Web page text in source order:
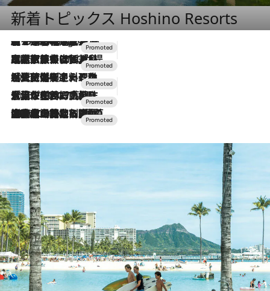
新着トピックス Hoshino Resorts
5 Hours Ago
【トンボの足水浴】ヒノキの香りに包まれて涼感マックス！約13℃の湧水かけ流しを避暑地「星野温泉 トンボの湯」で体験
2026.7.31
【ホテル帰省】という選択肢をOMOが提案。家族とほどよい距離を保つには「昼は実家、夜は気兼ねなくホテルで！」
2026.7.24
【夏限定ディナーコース】旬を迎える稚鮎や花ズッキーニなどをイタリア・トスカーナの郷土料理の手法で満喫！
2026.7.17
「土佐和ハーブかき氷」がOMO7高知に登場！生姜、山椒、大葉など目にも舌にも涼を呼ぶ郷土の味
2026.7.10
NEW OPEN！【界 草津】名湯の地に誕生。趣の異なる2種の温泉と上州ならではの会席・蕎麦割烹など美食を味わう究極の癒やし旅